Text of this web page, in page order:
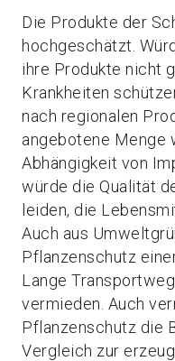
Die Produkte der
hochgeschätzt.
ihre Produkte nicht
Krankheiten
nach regionalen
angebotene Menge
Abhängigkeit von
würde die Qualität
leiden, die
Auch aus
Pflanzenschutz
Lange
vermieden. Auch
Pflanzenschutz die
Vergleich zur